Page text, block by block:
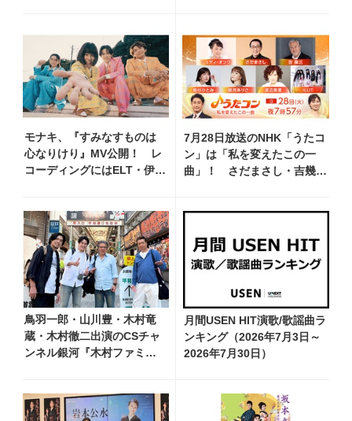
モナキ、『すみなすものは
心なりけり』MV公開！ レ
コーディングにはELT・伊藤
7月28日放送のNHK「うたコ
ン」は「私を変えたこの一
曲」！ さだまさし・吉幾
鳥羽一郎・山川豊・木村竜
蔵・木村徹二出演のCSチャ
ンネル銀河『木村ファミリ
（土）放送回の収録の模様
月間USEN HIT演歌/歌謡曲ラ
ンキング（2026年7月3日～
2026年7月30日）